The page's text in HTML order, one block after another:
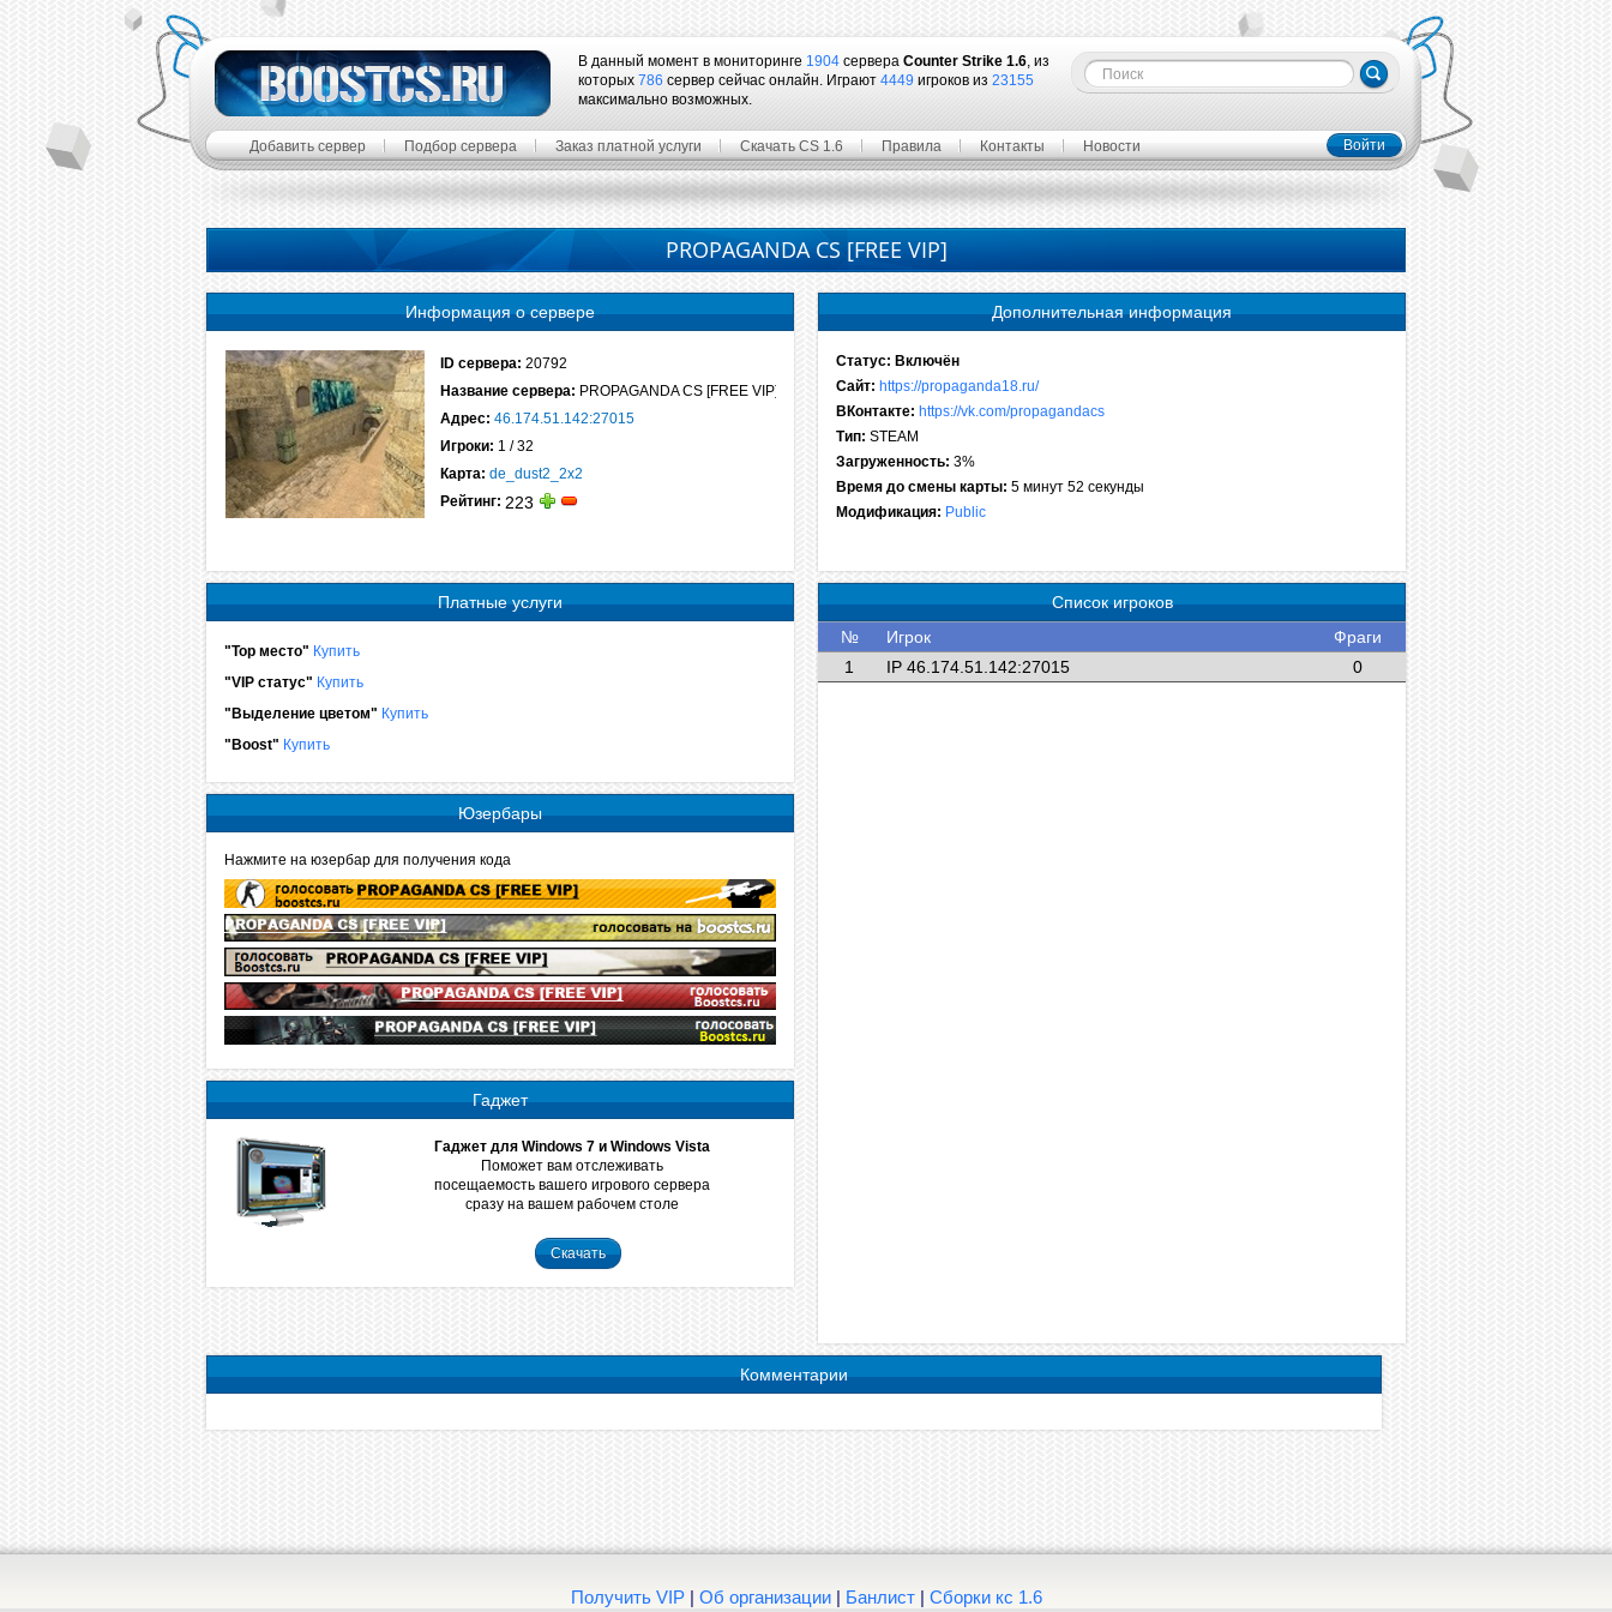
В данный момент в мониторинге 1904 сервера Counter Strike 1.6, из
которых 786 сервер сейчас онлайн. Играют 4449 игроков из 23155
максимально возможных.
Добавить сервер Подбор сервера Заказ платной услуги Скачать CS 1.6 Правила Контакты Новости Войти
PROPAGANDA CS [FREE VIP]
Информация о сервере
ID сервера: 20792
Название сервера: PROPAGANDA CS [FREE VIP]
Адрес: 46.174.51.142:27015
Игроки: 1 / 32
Карта: de_dust2_2x2
Рейтинг: 223
Платные услуги
"Top место" Купить
"VIP статус" Купить
"Выделение цветом" Купить
"Boost" Купить
Юзербары
Нажмите на юзербар для получения кода
Гаджет
Гаджет для Windows 7 и Windows Vista
Поможет вам отслеживать
посещаемость вашего игрового сервера
сразу на вашем рабочем столе
Скачать
Дополнительная информация
Статус: Включён
Сайт: https://propaganda18.ru/
ВКонтакте: https://vk.com/propagandacs
Тип: STEAM
Загруженность: 3%
Время до смены карты: 5 минут 52 секунды
Модификация: Public
Список игроков
№
Игрок
Фраги
1
IP 46.174.51.142:27015 0
Комментарии
Получить VIP| Об организации| Банлист| Сборки кс 1.6